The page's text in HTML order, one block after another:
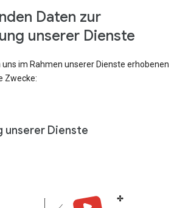
Daten zur
unserer Dienste
im Rahmen unserer Dienste erhobenen
Zwecke:
unserer Dienste